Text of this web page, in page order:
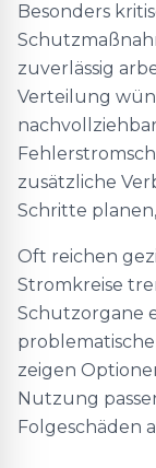
Besonders
zuverlässig
Verteilung
zusätzliche
Schritte
Oft reichen
Stromkreise
Schutzorgane
zeigen
Nutzung
Folgeschäden